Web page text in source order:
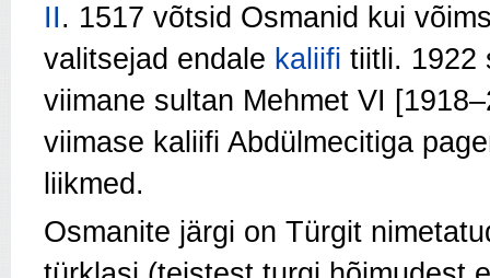
II. 1517 võtsid Osmanid kui
valitsejad endale kaliifi tiitli. 1922
viimane sultan Mehmet VI
viimase kaliifi Abdülmecitiga
liikmed.
Osmanite järgi on Türgit